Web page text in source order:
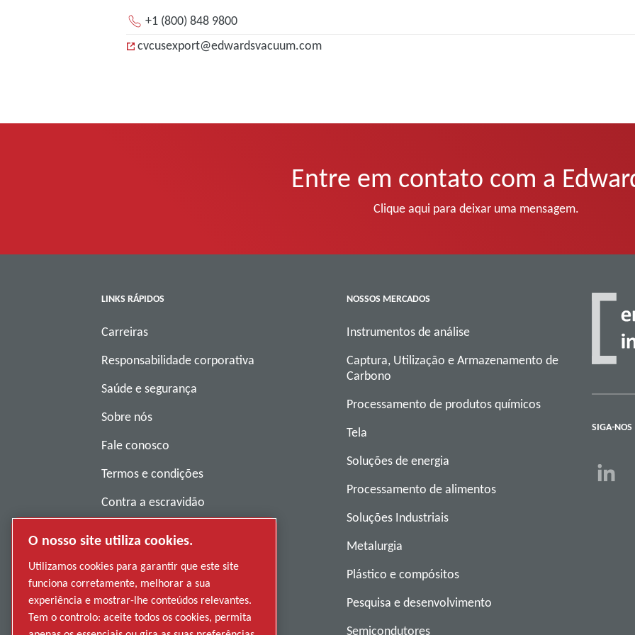
+1 (800) 848 9800
cvcusexport@edwardsvacuum.com
Entre em contato com a
Clique aqui para deixar uma mensagem.
LINKS RÁPIDOS
Carreiras
Responsabilidade corporativa
Saúde e segurança
Sobre nós
Fale conosco
Termos e condições
Contra a escravidão
Denunciar má conduta
Fornecedores
Acessibilidade
NOSSOS MERCADOS
Instrumentos de análise
Captura, Utilização e Armazenamento de
Carbono
Processamento de produtos químicos
Tela
Soluções de energia
Processamento de alimentos
Soluções Industriais
Metalurgia
Plástico e compósitos
Pesquisa e desenvolvimento
Semicondutores
SIGA-NOS
O nosso site utiliza cookies.
Utilizamos cookies para garantir que este site
funciona corretamente, melhorar a sua
experiência e mostrar-lhe conteúdos relevantes.
Tem o controlo: aceite todos os cookies, permita